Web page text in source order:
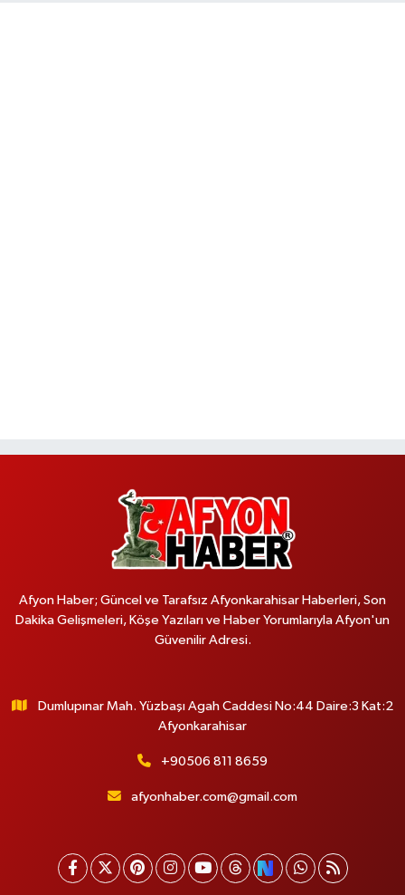
Afyon Haber; Güncel ve Tarafsız Afyonkarahisar Haberleri, Son
Dakika Gelişmeleri, Köşe Yazıları ve Haber Yorumlarıyla Afyon'un
Güvenilir Adresi.
Dumlupınar Mah. Yüzbaşı Agah Caddesi No:44 Daire:3 Kat:2
Afyonkarahisar
+90506 811 8659
afyonhaber.com@gmail.com